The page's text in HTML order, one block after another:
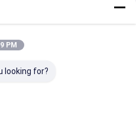
PM
looking for?